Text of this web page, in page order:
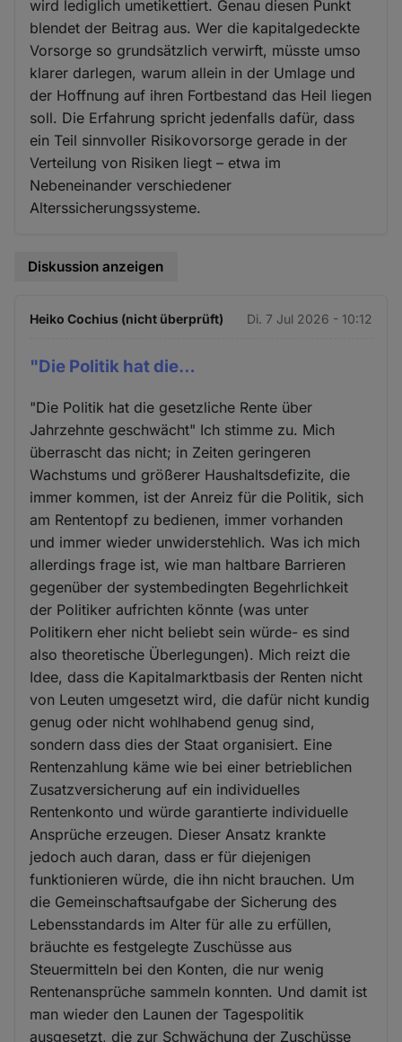
wird lediglich umetikettiert. Genau diesen Punkt
blendet der Beitrag aus. Wer die kapitalgedeckte
Vorsorge so grundsätzlich verwirft, müsste umso
klarer darlegen, warum allein in der Umlage und
der Hoffnung auf ihren Fortbestand das Heil liegen
soll. Die Erfahrung spricht jedenfalls dafür, dass
ein Teil sinnvoller Risikovorsorge gerade in der
Verteilung von Risiken liegt – etwa im
Nebeneinander verschiedener
Alterssicherungssysteme.
Diskussion anzeigen
Heiko Cochius (nicht überprüft) Di. 7 Jul 2026 - 10:12
"Die Politik hat die…
"Die Politik hat die gesetzliche Rente über
Jahrzehnte geschwächt" Ich stimme zu. Mich
überrascht das nicht; in Zeiten geringeren
Wachstums und größerer Haushaltsdefizite, die
immer kommen, ist der Anreiz für die Politik, sich
am Rententopf zu bedienen, immer vorhanden
und immer wieder unwiderstehlich. Was ich mich
allerdings frage ist, wie man haltbare Barrieren
gegenüber der systembedingten Begehrlichkeit
der Politiker aufrichten könnte (was unter
Politikern eher nicht beliebt sein würde- es sind
also theoretische Überlegungen). Mich reizt die
Idee, dass die Kapitalmarktbasis der Renten nicht
von Leuten umgesetzt wird, die dafür nicht kundig
genug oder nicht wohlhabend genug sind,
sondern dass dies der Staat organisiert. Eine
Rentenzahlung käme wie bei einer betrieblichen
Zusatzversicherung auf ein individuelles
Rentenkonto und würde garantierte individuelle
Ansprüche erzeugen. Dieser Ansatz krankte
jedoch auch daran, dass er für diejenigen
funktionieren würde, die ihn nicht brauchen. Um
die Gemeinschaftsaufgabe der Sicherung des
Lebensstandards im Alter für alle zu erfüllen,
bräuchte es festgelegte Zuschüsse aus
Steuermitteln bei den Konten, die nur wenig
Rentenansprüche sammeln konnten. Und damit ist
man wieder den Launen der Tagespolitik
ausgesetzt, die zur Schwächung der Zuschüsse